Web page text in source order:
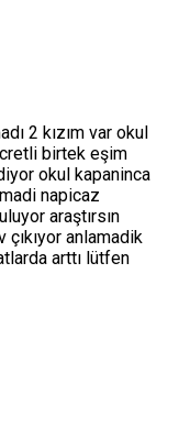
2 kızım var okul
birtek eşim
okul kapaninca
napicaz
araştırsın
anlamadik
arttı lütfen